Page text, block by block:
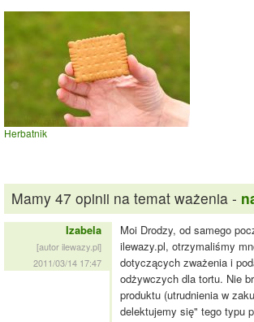
Herbatnik
Mamy 47 opinii na temat ważenia -
Izabela
[autor ilewazy.pl]
2011/03/14 17:47
Moi Drodzy, od samego
ilewazy.pl, otrzymaliśmy
dotyczących zważenia i
odżywczych dla tortu. Nie
produktu (utrudnienia w
delektujemy się" tego typu